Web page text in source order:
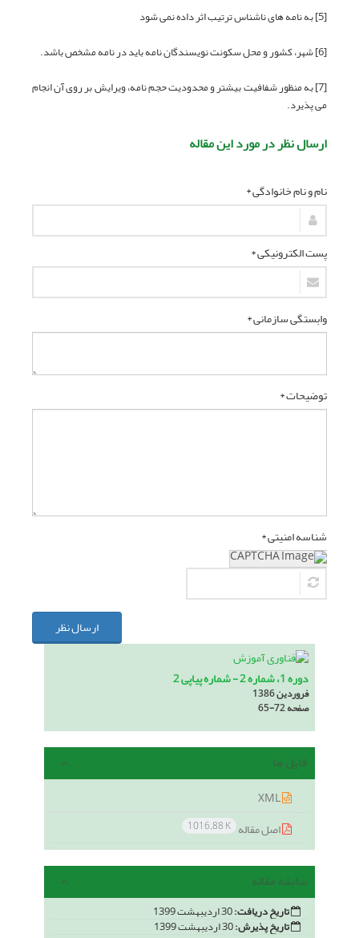
[5] به نامه های ناشناس ترتیب اثر داده نمی شود
[6] شهر، کشور و محل سکونت نویسندگان نامه باید در نامه مشخص باشد.
[7] به منظور شفافیت بیشتر و محدودیت حجم نامه، ویرایش بر روی آن انجام
می پذیرد.
ارسال نظر در مورد این مقاله
نام و نام خانوادگی *
پست الکترونیکی *
وابستگی سازمانی *
توضیحات *
شناسه امنیتی *
ارسال نظر
دوره 1، شماره 2 - شماره پیاپی 2
فروردین 1386
صفحه65-72
فایل ها
اصل مقاله 1016.88 K
سابقه مقاله
تاریخ دریافت:
تاریخ پذیرش: